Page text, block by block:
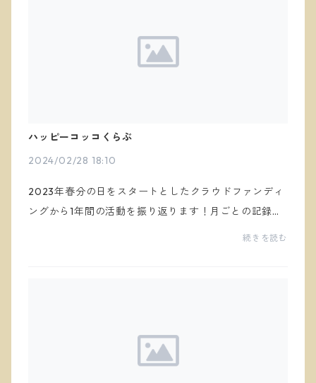
ハッピーコッコくらぶ
2024/02/28 18:10
2023年春分の日をスタートとしたクラウドファンディ
ングから1年間の活動を振り返ります！月ごとの記録を
続きを読む